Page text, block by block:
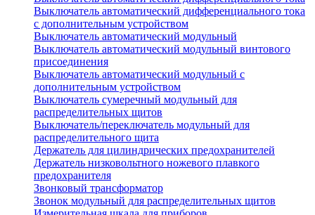
Выключатель автоматический дифференциального тока
с дополнительным устройством
Выключатель автоматический модульный
Выключатель автоматический модульный винтового
присоединения
Выключатель автоматический модульный с
дополнительным устройством
Выключатель сумеречный модульный для
распределительных щитов
Выключатель/переключатель модульный для
распределительного щита
Держатель для цилиндрических предохранителей
Держатель низковольтного ножевого плавкого
предохранителя
Звонковый трансформатор
Звонок модульный для распределительных щитов